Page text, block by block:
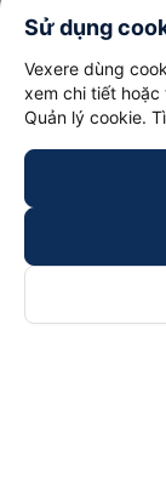
Sử dụng
Vexere dùng
xem chi tiết
Quản lý cookie.